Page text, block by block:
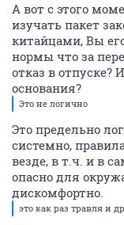
А вот с этого
изучать пакет
китайцами, Вы
нормы что за
отказ в отпуске?
основания?
Это не логично
Это предельно
системно,
везде, в т.ч. и в
опасно для
дискомфортно.
это как раз травля и